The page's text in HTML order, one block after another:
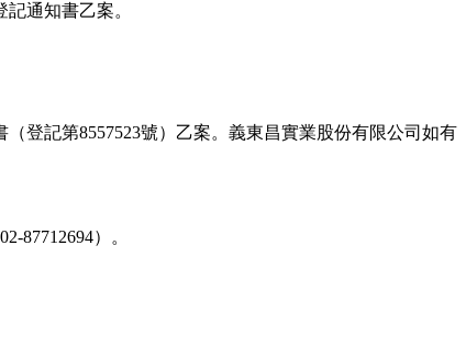
通知書乙案。
登記第8557523號）乙案。義東昌實業股份有限公司如有
87712694）。